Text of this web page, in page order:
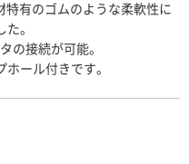
有のゴムのような柔軟性に
。
の接続が可能。
ール付きです。